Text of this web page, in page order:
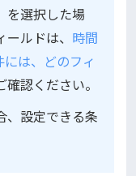
を選択した場
ルドは、 時間
は、どのフィ
確認ください。
、設定できる条